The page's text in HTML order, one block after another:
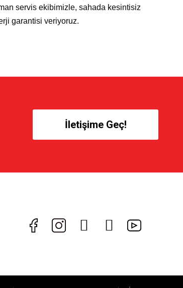
servis ekibimizle, sahada kesintisiz
garantisi veriyoruz.
İletişime Geç!